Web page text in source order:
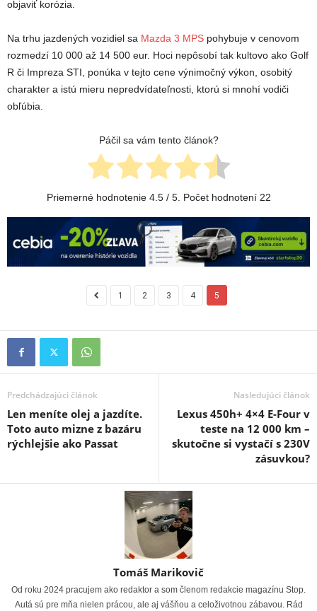
objaviť korózia.
Na trhu jazdených vozidiel sa Mazda 3 MPS pohybuje v cenovom
rozmedzí 10 000 až 14 500 eur. Hoci nepôsobí tak kultovo ako Golf
R či Impreza STI, ponúka v tejto cene výnimočný výkon, osobitý
charakter a istú mieru nepredvídateľnosti, ktorú si mnohí vodiči
obľúbia.
Páčil sa vám tento článok?
Priemerné hodnotenie 4.5/ 5. Počet hodnotení 22
1 2 3 4 5
Predchádzajúci článok
Len meníte olej a jazdíte.
Toto auto mizne z bazáru
rýchlejšie ako Passat
Nasledujúci článok
Lexus 450h+ 4×4 E-Four v
teste na 12 000 km –
skutočne si vystačí s 230V
zásuvkou?
Tomáš Marikovič
Od roku 2024 pracujem ako redaktor a som členom redakcie magazínu Stop.
Autá sú pre mňa nielen prácou, ale aj vášňou a celoživotnou zábavou. Rád